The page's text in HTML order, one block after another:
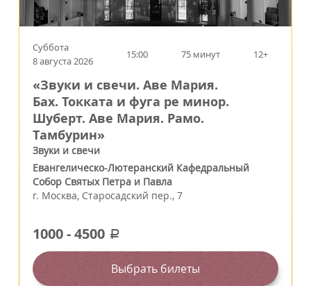
Суббота
8 августа 2026
15:00 75 минут 12+
«Звуки и свечи. Аве Мария.
Бах. Токката и фуга ре минор.
Шуберт. Аве Мария. Рамо.
Тамбурин»
Звуки и свечи
Евангелическо-Лютеранский Кафедральный
Собор Святых Петра и Павла
г. Москва, Старосадский пер., 7
1000-4500 a
Выбрать билеты